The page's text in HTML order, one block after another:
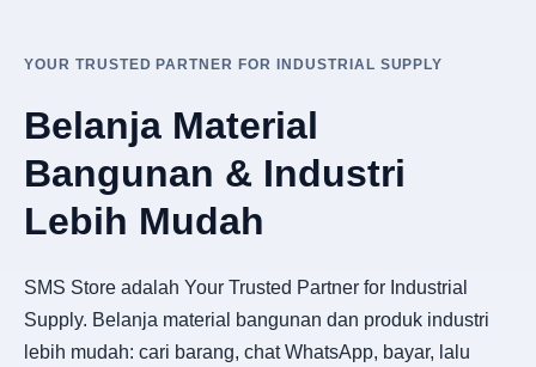
YOUR TRUSTED PARTNER FOR INDUSTRIAL SUPPLY
Belanja Material
Bangunan & Industri
Lebih Mudah
SMS Store adalah Your Trusted Partner for Industrial
Supply. Belanja material bangunan dan produk industri
lebih mudah: cari barang, chat WhatsApp, bayar, lalu